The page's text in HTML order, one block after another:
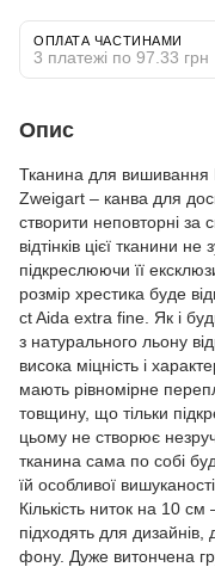
ОПЛАТА ЧАСТИНАМИ
3 платежі по 97.33 грн
Опис
Тканина для вишивання
Zweigart – канва для
створити неповторні за
відтінків цієї тканини
підкреслюючи її
розмір хрестика буде
ct Aida extra fine. Як і
з натурального льону
висока міцність і
мають рівномірне
товщину, що тільки
цьому не створює
тканина сама по собі
їй особливої
Кількість ниток на 10
підходять для
фону. Дуже витончена